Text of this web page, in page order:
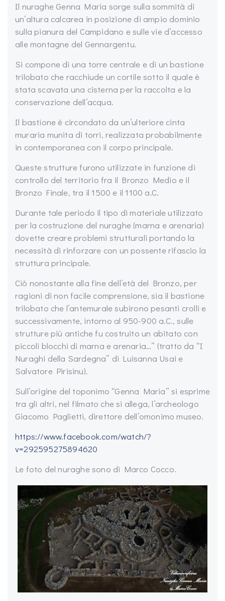
Il nuraghe Genna Maria sorge sulla sommità di
un’altura calcarea in posizione di ampio dominio
sulla pianura del Campidano e sulle vie d’accesso
alle montagne del Gennargentu.
Si compone di una torre centrale e di un bastione
trilobato che racchiude un cortile sotto il quale è
stata scavata una cisterna per la raccolta e la
conservazione dell’acqua.
Il bastione è circondato da un’ulteriore cinta
muraria munita di torri, realizzata probabilmente
in contemporanea con il corpo principale.
Queste strutture furono utilizzate in funzione di
controllo del territorio fra il Bronzo Medio e il
Bronzo Finale, tra il 1500 e il 1100 a.C.
Durante tale periodo il tipo di materiale utilizzato
per la costruzione del nuraghe (marna e arenaria)
dovette creare problemi strutturali portando la
necessità di rinforzare con un possente rifascio la
struttura principale.
Ciò nonostante alla fine dell’età del Bronzo, per
ragioni di non facile comprensione, sia il bastione
trilobato che l’antemurale subirono pesanti crolli e
successivamente, intorno al 950-900 a.C., sulle
strutture più antiche fu costruito un abitato con
piccoli blocchi di marna e arenaria…” (tratto da “I
Nuraghi della Sardegna” di Luisanna Usai e
Salvatore Pirisinu).
Sull’origine del toponimo “Genna Maria” si esprime
tra gli altri, nel filmato che si allega, l’archeologo
Giacomo Paglietti, direttore dell’omonimo museo.
https://www.facebook.com/watch/?
v=292595275894620
Le foto del nuraghe sono di Marco Cocco.